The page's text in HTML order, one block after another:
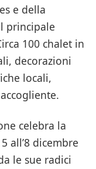
e della
principale
100 chalet in
decorazioni
locali,
celebra la
all’8 dicembre
le sue radici